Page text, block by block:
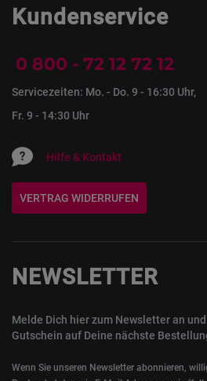
Kundenservice
0 800 - 72 12 72 12
Servicezeiten: Mo. - Do. 9 - 16:30 Uhr,
Fr. 9 - 14:30 Uhr
Hilfe & Kontakt
VERTRAG WIDERRUFEN
NEWSLETTER
Melde Dich hier zum Newsletter an
Gutschein auf Deine nächste
Wenn Sie unseren Newsletter abonnieren,